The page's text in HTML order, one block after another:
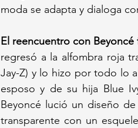
moda se adapta y dialoga
El reencuentro con
regresó a la alfombra roja
Jay-Z) y lo hizo por todo lo
esposo y de su hija Blue
Beyoncé lució un diseño
transparente con un